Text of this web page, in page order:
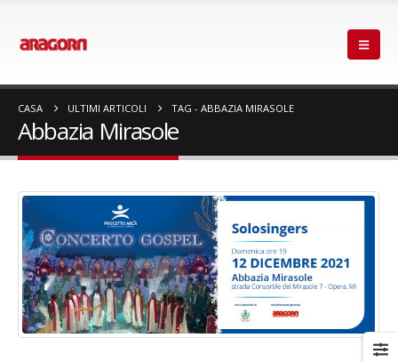
CASA ULTIMI ARTICOLI TAG - ABBAZIA MIRASOLE
Abbazia Mirasole